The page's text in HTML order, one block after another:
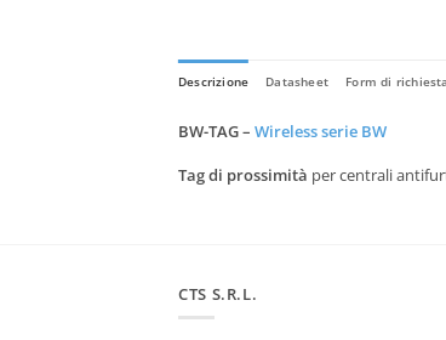
Descrizione Datasheet Form di richiesta
BW-TAG – Wireless serie BW
Tag di prossimità per centrali
CTS S.R.L.